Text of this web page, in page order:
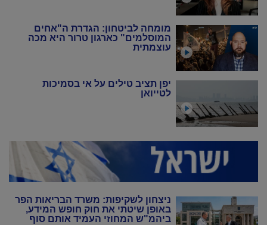
מומחה לביטחון: הגדרת ה"אחים
המוסלמים" כארגון טרור היא מכה
עוצמתית
יפן תציב טילים על אי בסמיכות
לטייואן
ניצחון לשקיפות: משרד הבריאות הפר
באופן שיטתי את חוק חופש המידע,
ביהמ"ש המחוזי העמיד אותם סוף